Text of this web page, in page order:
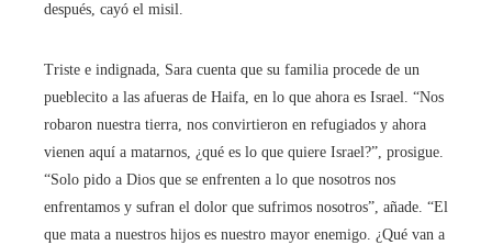
después, cayó el misil.
Triste e indignada, Sara cuenta que su familia procede de un
pueblecito a las afueras de Haifa, en lo que ahora es Israel. “Nos
robaron nuestra tierra, nos convirtieron en refugiados y ahora
vienen aquí a matarnos, ¿qué es lo que quiere Israel?”, prosigue.
“Solo pido a Dios que se enfrenten a lo que nosotros nos
enfrentamos y sufran el dolor que sufrimos nosotros”, añade. “El
que mata a nuestros hijos es nuestro mayor enemigo. ¿Qué van a